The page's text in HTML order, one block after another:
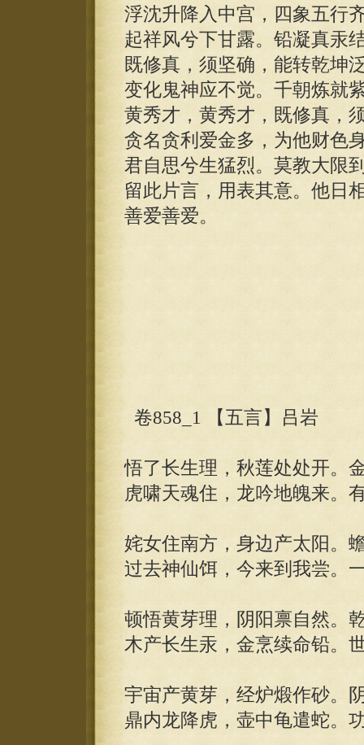
浮沈升降入中宫，四象五行
起祥风兮下甘露。铅凝真汞
既修真，须坚确，能转乾坤
变化鬼神应不觉。千朝炼就
黄秀才，黄秀才，既修真，
贪名贪利爱金多，为他财色
君自思兮生猛烈。莫教大限
留此片言，用表其意。他日
善爱善爱。
卷858_1 【五言】吕岩
悟了长生理，秋莲处处开。
虎啸天魂住，龙吟地魄来。
姹女住南方，身边产太阳。
过去神仙饵，今来到我尝。
顿悟黄芽理，阴阳禀自然。
木产长生汞，金烹续命铅。
宇宙产黄芽，经炉煅作砂。
鼎内龙降虎，壶中龟遣蛇。